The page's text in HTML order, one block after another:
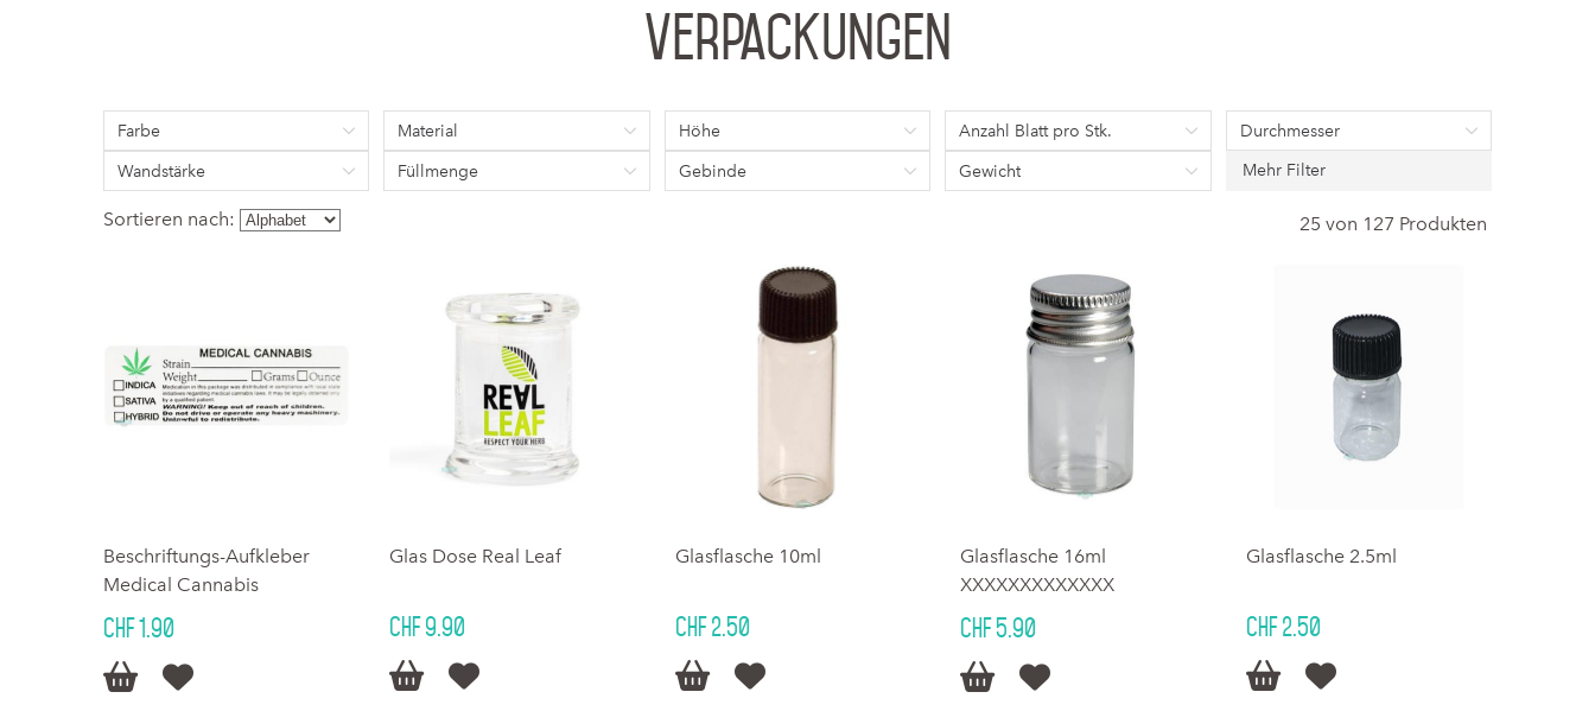
Verpackungen
Farbe Material Höhe Anzahl Blatt pro Stk.
Durchmesser
Wandstärke
Füllmenge Gebinde Gewicht Mehr Filter
Sortieren nach: 25 von 127 Produkten
Beschriftungs-Aufkleber
Medical Cannabis
CHF 1.90
 
Glas Dose Real Leaf
CHF 9.90
 
Glasflasche 10ml
CHF 2.50
 
Glasflasche 16ml
XXXXXXXXXXXXX
CHF 5.90
 
Glasflasche 2.5ml
CHF 2.50
 